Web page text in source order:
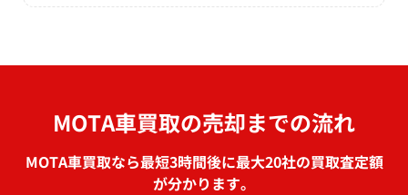
MOTA車買取の売却までの流れ
MOTA車買取なら最短3時間後に最大20社の買取査定額
が分かります。